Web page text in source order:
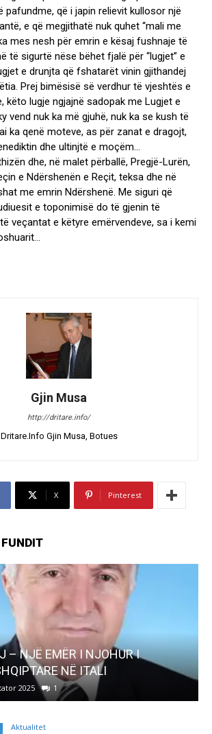
pafundme, që i japin relievit kullosor një
e që megjithatë nuk quhet “mali me
mes nesh për emrin e kësaj fushnaje të
të sigurtë nëse bëhet fjalë për “lugjet” e
e drunjta që fshatarët vinin gjithandej
Prej bimësisë së verdhur të vjeshtës e
këto lugje ngjajnë sadopak me Lugjet e
vend nuk ka më gjuhë, nuk ka se kush të
ka qenë moteve, as për zanat e dragojt,
dhe ultinjtë e moçëm…
dhe, në malet përballë, Pregjë-Lurën,
e Ndërshenën e Reçit, teksa dhe në
me emrin Ndërshenë. Me siguri që
e toponimisë do të gjenin të
veçantat e këtyre emërvendeve, sa i kemi
Gjin Musa
http://dritare.info/
Dritare.Info Gjin Musa, Botues
X Pinterest
Rome- Shtator 2025
2025 0
Aktualitet